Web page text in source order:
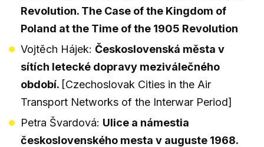
Revolution. The Case of the Kingdom of
Poland at the Time of the 1905 Revolution
Vojtěch Hájek: Československá města v
sítích letecké dopravy meziválečného
období. [Czechoslovak Cities in the Air
Transport Networks of the Interwar Period]
Petra Švardová: Ulice a námestia
československého mesta v auguste 1968.